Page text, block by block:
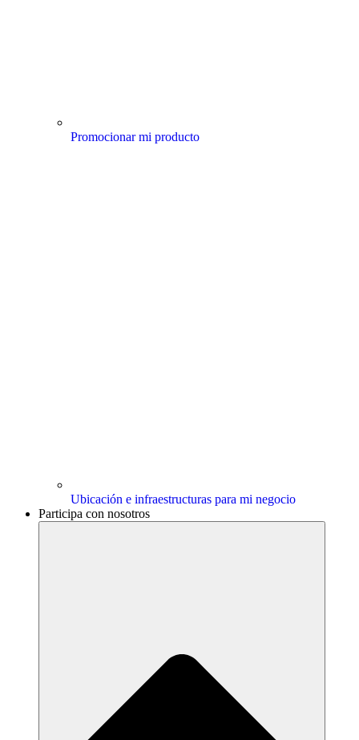
Promocionar mi producto
Ubicación e infraestructuras para mi negocio
Participa con nosotros